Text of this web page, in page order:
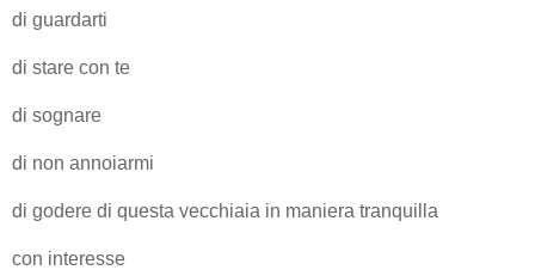
di guardarti
di stare con te
di sognare
di non annoiarmi
di godere di questa vecchiaia in maniera tranquilla
con interesse